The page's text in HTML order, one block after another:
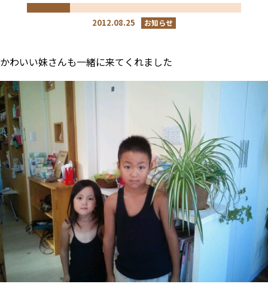
2012.08.25 お知らせ
かわいい妹さんも一緒に来てくれました